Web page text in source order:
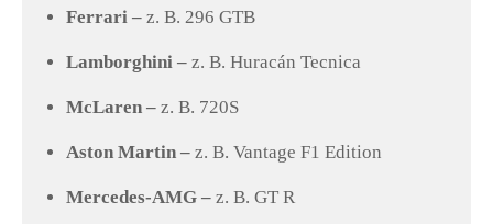
Ferrari – z. B. 296 GTB
Lamborghini – z. B. Huracán Tecnica
McLaren – z. B. 720S
Aston Martin – z. B. Vantage F1 Edition
Mercedes-AMG – z. B. GT R